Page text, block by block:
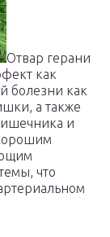
Отвар герани
как
болезни как
а также
и
что